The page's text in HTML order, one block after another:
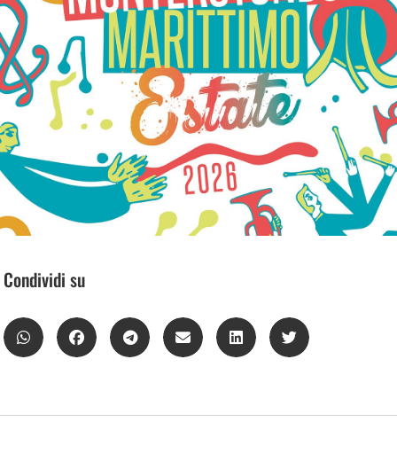
Condividi su